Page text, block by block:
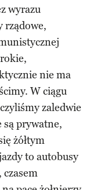
wyrazu
rządowe,
nie ma
W ciągu
zaledwie
są prywatne,
żółtym
to autobusy
czasem